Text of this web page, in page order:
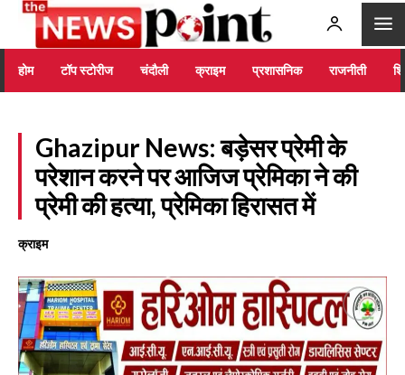
होम टॉप स्टोरीज चंदौली क्राइम प्रशासनिक राजनीती
Ghazipur News: बड़ेसर प्रेमी के
परेशान करने पर आजिज प्रेमिका ने की
प्रेमी की हत्या, प्रेमिका हिरासत में
क्राइम